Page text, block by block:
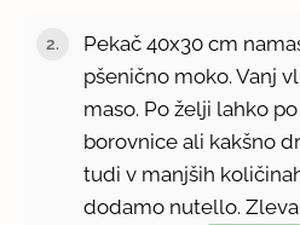
Pekač 40x30 cm
pšenično moko. Vanj
maso. Po želji lahko
borovnice ali kakšno
tudi v manjših
dodamo nutello.